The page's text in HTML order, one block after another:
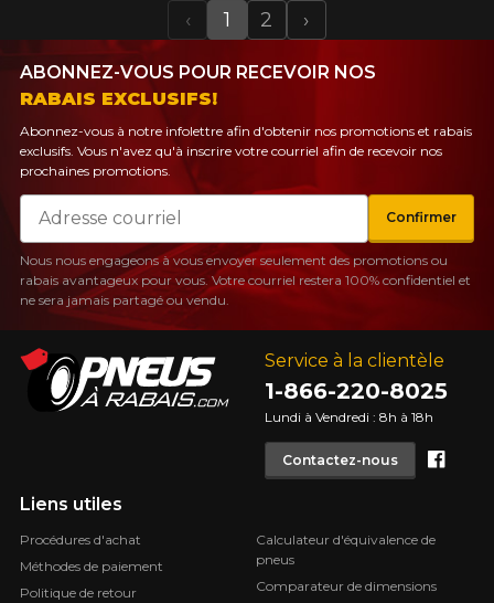
Previous
‹ 1 2 Next
›
Service à la clientèle
1-866-220-8025
Lundi à Vendredi : 8h à 18h
Contactez-nous
Liens utiles
Procédures d'achat
Méthodes de paiement
Politique de retour
Calculateur d'équivalence de
pneus
Comparateur de dimensions
ABONNEZ-VOUS POUR RECEVOIR NOS
RABAIS EXCLUSIFS!
Abonnez-vous à notre infolettre afin d'obtenir nos promotions et rabais
exclusifs. Vous n'avez qu'à inscrire votre courriel afin de recevoir nos
prochaines promotions.
Courriel
Confirmer
Nous nous engageons à vous envoyer seulement des promotions ou
rabais avantageux pour vous. Votre courriel restera 100% confidentiel et
ne sera jamais partagé ou vendu.